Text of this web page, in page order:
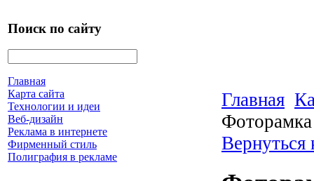
Поиск по сайту
Главная
Карта сайта
Технологии и идеи
Веб-дизайн
Реклама в интернете
Фирменный стиль
Полиграфия в рекламе
Главная